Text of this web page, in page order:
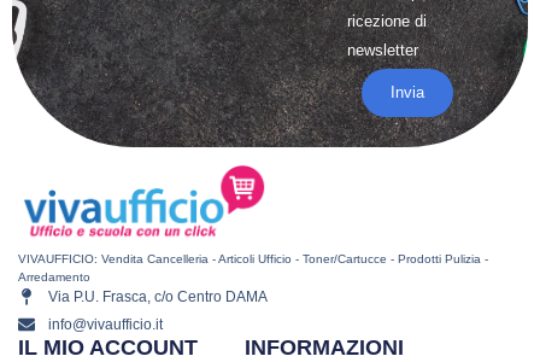
ricezione di
newsletter
Invia
VIVAUFFICIO: Vendita Cancelleria - Articoli Ufficio - Toner/Cartucce - Prodotti Pulizia -
Arredamento
Via P.U. Frasca, c/o Centro DAMA
info@vivaufficio.it
INFORMAZIONI
IL MIO ACCOUNT